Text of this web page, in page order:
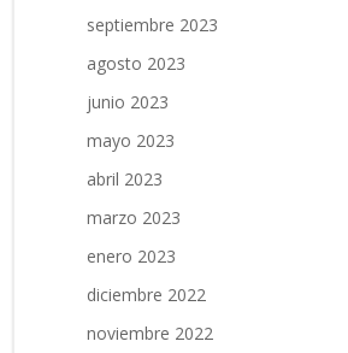
septiembre 2023
agosto 2023
junio 2023
mayo 2023
abril 2023
marzo 2023
enero 2023
diciembre 2022
noviembre 2022